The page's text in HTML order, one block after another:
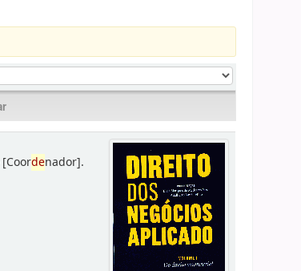
[Coordenador].